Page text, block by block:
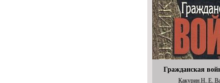
Гражданская
Какурин Н. Е.